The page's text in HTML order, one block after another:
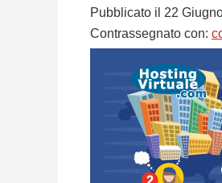
Pubblicato il 22
Contrassegnato con: